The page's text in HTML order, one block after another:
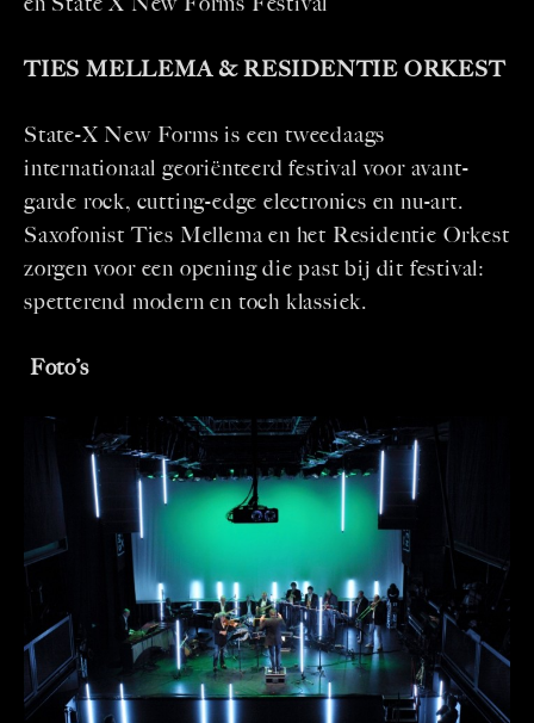
TIES MELLEMA & RESIDENTIE ORKEST
State-X New Forms is een tweedaags
internationaal georiënteerd festival voor avant-
garde rock, cutting-edge electronics en nu-art.
Saxofonist Ties Mellema en het Residentie Orkest
zorgen voor een opening die past bij dit festival:
spetterend modern en toch klassiek.
Foto’s